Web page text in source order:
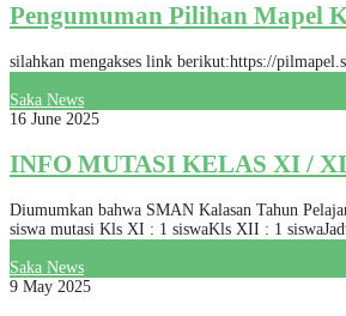
Pengumuman Pilihan Mapel
silahkan mengakses link berikut:https://
Saka News
16 June 2025
INFO MUTASI KELAS XI /
Diumumkan bahwa SMAN Kalasan Tahun
siswa mutasi Kls XI : 1 siswaKls XII : 1
Saka News
9 May 2025